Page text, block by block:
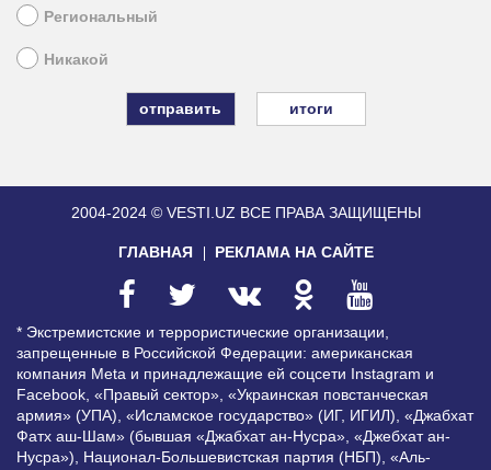
Региональный
Никакой
итоги
2004-2024 © VESTI.UZ ВСЕ ПРАВА ЗАЩИЩЕНЫ
ГЛАВНАЯ РЕКЛАМА НА САЙТЕ
* Экстремистские и террористические организации,
запрещенные в Российской Федерации: американская
компания Meta и принадлежащие ей соцсети Instagram и
Facebook, «Правый сектор», «Украинская повстанческая
армия» (УПА), «Исламское государство» (ИГ, ИГИЛ), «Джабхат
Фатх аш-Шам» (бывшая «Джабхат ан-Нусра», «Джебхат ан-
Нусра»), Национал-Большевистская партия (НБП), «Аль-